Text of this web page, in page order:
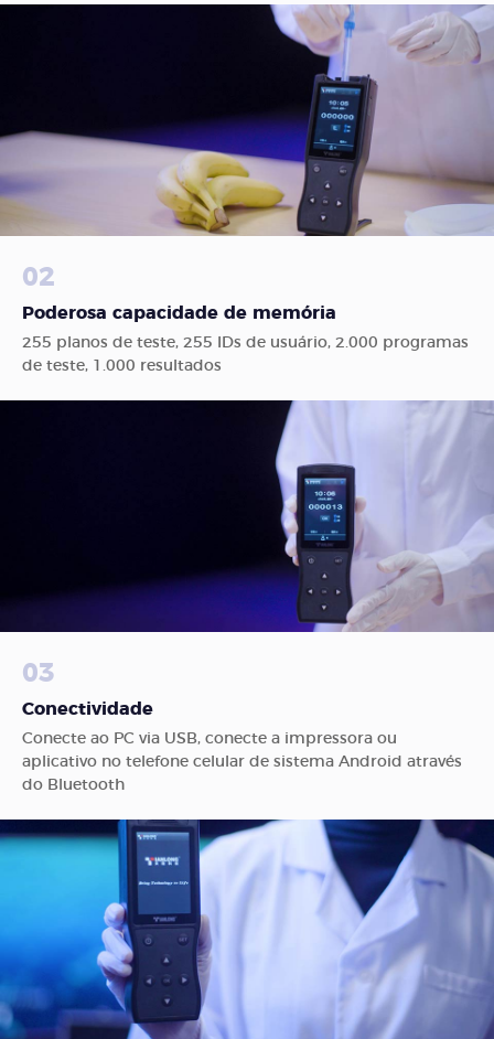
02
Poderosa capacidade de memória
255 planos de teste, 255 IDs de usuário, 2.000 programas
de teste, 1.000 resultados
03
Conectividade
Conecte ao PC via USB, conecte a impressora ou
aplicativo no telefone celular de sistema Android através
do Bluetooth